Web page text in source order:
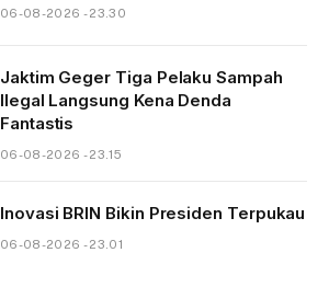
06-08-2026 - 23.30
Jaktim Geger Tiga Pelaku Sampah
Ilegal Langsung Kena Denda
Fantastis
06-08-2026 - 23.15
Inovasi BRIN Bikin Presiden Terpukau
06-08-2026 - 23.01